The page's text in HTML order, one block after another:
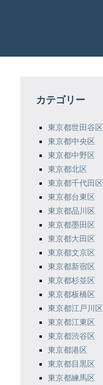
カテゴリー
東京都世田谷区
東京都中央区
東京都中野区
東京都北区
東京都千代田区
東京都台東区
東京都品川区
東京都墨田区
東京都大田区
東京都文京区
東京都新宿区
東京都杉並区
東京都板橋区
東京都江戸川区
東京都江東区
東京都渋谷区
東京都港区
東京都目黒区
東京都練馬区